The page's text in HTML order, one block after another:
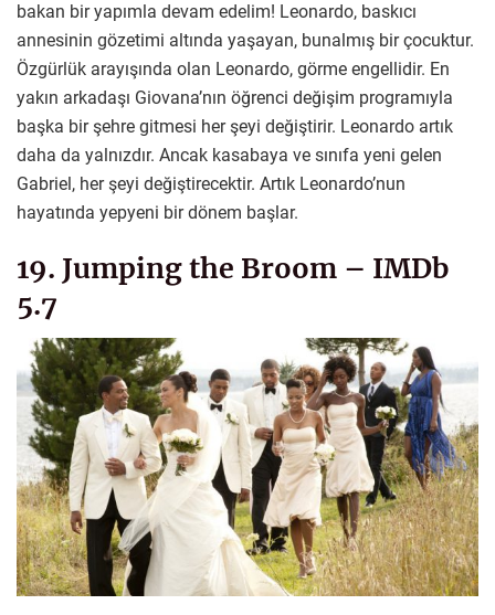
bakan bir yapımla devam edelim! Leonardo, baskıcı
annesinin gözetimi altında yaşayan, bunalmış bir çocuktur.
Özgürlük arayışında olan Leonardo, görme engellidir. En
yakın arkadaşı Giovana’nın öğrenci değişim programıyla
başka bir şehre gitmesi her şeyi değiştirir. Leonardo artık
daha da yalnızdır. Ancak kasabaya ve sınıfa yeni gelen
Gabriel, her şeyi değiştirecektir. Artık Leonardo’nun
hayatında yepyeni bir dönem başlar.
19. Jumping the Broom – IMDb
5.7